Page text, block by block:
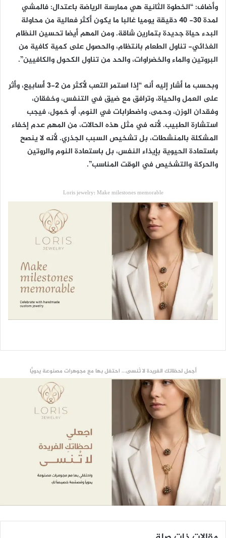
وأضاف: “الخطوة الثانية هي ممارسة الرياضة باعتدال: فالمشي
لمدة 30- 40 دقيقة يوميا غالبا ما يكون أكثر فعالية من محاولة
البدء حياة جديدة بتمارين شاقة. ومن المهم أيضا تحسين النظام
الغذائي- تناول الطعام بانتظام، والحصول على كمية كافية من
البروتين والماء والخضراوات، والحد من تناول الكحول والكافيين”.
وبحسب ما أشار إليه أنه “إذا استمر التعب لأكثر من 2-3 أسابيع، وأثر
على العمل والحياة، وترافق مع ضيق في التنفس، وخفقان،
وفقدان الوزن، وحمى، واضطرابات في النوم، أو خمول، فيجب
استشارة الطبيب. لأنه في مثل هذه الحالات، من المهم عدم إخفاء
المشكلة بالمنشطات، بل تشخيص السبب الجذري. لأنه لا ينصح
باستعادة الحيوية بإيذاء النفس، بل باستعادة النوم والروتين
والحركة والتشخيص في الوقت المناسب”.
Loris jewelry: Make milestones memorable
أجمل لحظاتك الفريدة لا تُنسى... احتفل بها مع مجوهرات مصنوعة يدويًّا